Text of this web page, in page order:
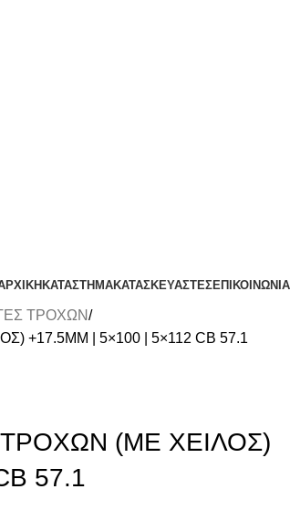
ΚΑΤΑΣΤΗΜΑΚΑΤΑΣΚΕΥΑΣΤΕΣΕΠΙΚΟΙΝΩΝΙΑ
ΤΡΟΧΩΝ
+17.5MM | 5×100 | 5×112 CB 57.1
ΤΡΟΧΩΝ (ΜΕ ΧΕΙΛΟΣ)
57.1